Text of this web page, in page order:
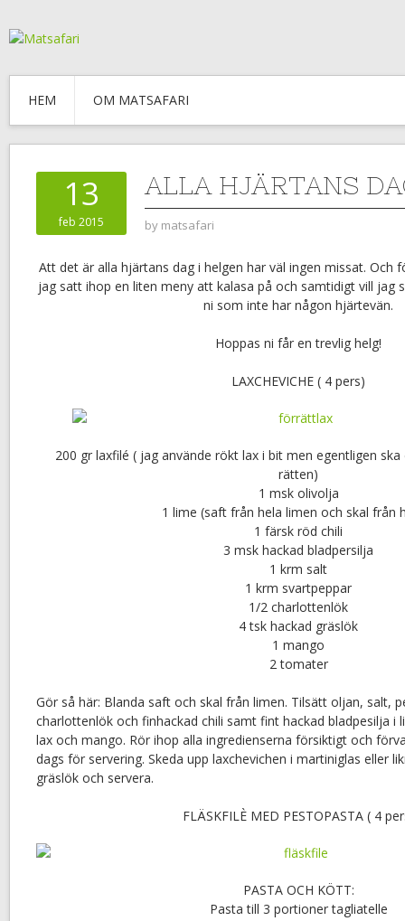
HEM OM MATSAFARI
13
feb 2015
ALLA HJÄRTANS
by matsafari
Att det är alla hjärtans dag i helgen har väl ingen missat. Och
jag satt ihop en liten meny att kalasa på och samtidigt vill jag
ni som inte har någon hjärtevän.
Hoppas ni får en trevlig helg!
LAXCHEVICHE ( 4 pers)
200 gr laxfilé ( jag använde rökt lax i bit men egentligen
rätten)
1 msk olivolja
1 lime (saft från hela limen och skal från
1 färsk röd chili
3 msk hackad bladpersilja
1 krm salt
1 krm svartpeppar
1/2 charlottenlök
4 tsk hackad gräslök
1 mango
2 tomater
Gör så här: Blanda saft och skal från limen. Tilsätt oljan, salt,
charlottenlök och finhackad chili samt fint hackad bladpesilja i
lax och mango. Rör ihop alla ingredienserna försiktigt och
dags för servering. Skeda upp laxchevichen i martiniglas eller
gräslök och servera.
FLÄSKFILÈ MED PESTOPASTA ( 4
PASTA OCH KÖTT:
Pasta till 3 portioner tagliatelle